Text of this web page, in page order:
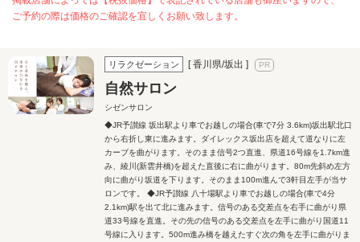
ご予約の際は価格のご確認を宜しくお願い致します。
リラクゼーション [ 香川県/坂出 ]
自然サロン
シゼンサロン
◆JR予讃線 坂出駅より車でお越しの場合(車で7分 3.6km)坂出駅北口
から右折し東に進みます。ダイレックス坂出店を超えて道なりに左
カーブを曲がります。そのまま信号2つ直進、県道16号線を1.7km進
み、綾川(新雲井橋)を超えた直後に右に曲がります。80m先斜め左方
向に曲がり坂道を下ります。そのまま100m進んで3軒目左手が当サ
ロンです。 ◆JR予讃線 八十場駅より車でお越しの場合(車で4分
2.1km)駅を出て北に進みます。信号のある交差点を右手に曲がり県
道33号線を直進。その先の信号のある交差点を左手に曲がり国道11
号線に入ります。500m進み橋を越えたすぐ次の角を左手に曲がりま